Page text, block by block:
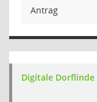
Antrag
Digitale Dorflinde